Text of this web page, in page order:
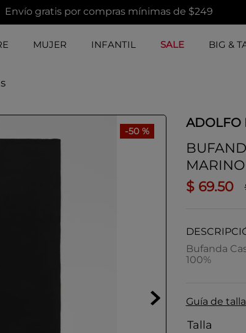
Envío gratis por compras mínimas de $249
MUJER INFANTIL SALE BIG &
-50 %
ADOLFO
MARINO
$ 69.50
Bufanda
100%
Guía de
Talla